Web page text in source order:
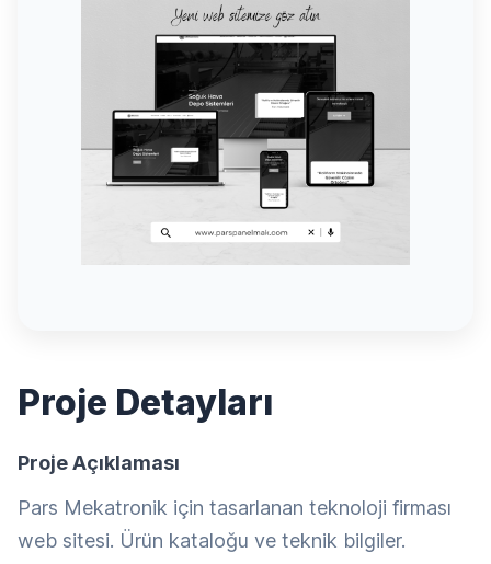
Proje Detayları
Proje Açıklaması
Pars Mekatronik için tasarlanan teknoloji firması
web sitesi. Ürün kataloğu ve teknik bilgiler.